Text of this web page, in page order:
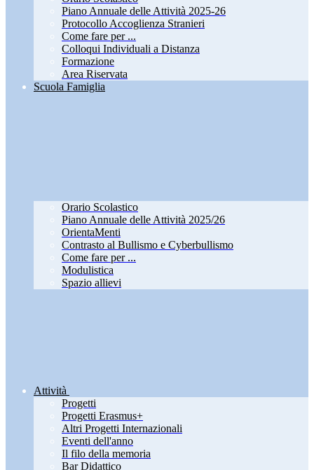
Piano Annuale delle Attività 2025-26
Protocollo Accoglienza Stranieri
Come fare per ...
Colloqui Individuali a Distanza
Formazione
Area Riservata
Scuola Famiglia
Orario Scolastico
Piano Annuale delle Attività 2025/26
OrientaMenti
Contrasto al Bullismo e Cyberbullismo
Come fare per ...
Modulistica
Spazio allievi
Attività
Progetti
Progetti Erasmus+
Altri Progetti Internazionali
Eventi dell'anno
Il filo della memoria
Bar Didattico